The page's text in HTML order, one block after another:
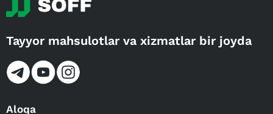
Tayyor mahsulotlar va xizmatlar bir joyda
Aloqa